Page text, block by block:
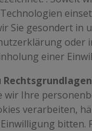
Sie gesondert in
oder
einer
wir Ihre
verarbeiten,
bitten.